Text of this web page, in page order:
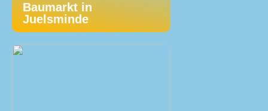
Baumarkt in
Juelsminde